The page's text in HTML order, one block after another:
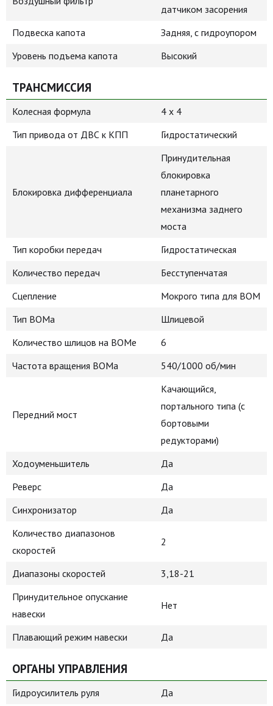
датчиком засорения
Подвеска капота
Задняя, с гидроупором
Уровень подъема капота
Высокий
ТРАНСМИССИЯ
Колесная формула
4 х 4
Тип привода от ДВС к КПП
Гидростатический
Блокировка дифференциала
Принудительная
блокировка
планетарного
механизма заднего
моста
Тип коробки передач
Гидростатическая
Количество передач
Бесступенчатая
Сцепление
Мокрого типа для ВОМ
Тип ВОМа
Шлицевой
Количество шлицов на ВОМе
6
Частота вращения ВОМа
540/1000 об/мин
Передний мост
Качающийся,
портального типа (с
бортовыми
редукторами)
Ходоуменьшитель
Да
Реверс
Да
Синхронизатор
Да
Количество диапазонов
скоростей
2
Диапазоны скоростей
3,18-21
Принудительное опускание
навески
Нет
Плавающий режим навески Да
ОРГАНЫ УПРАВЛЕНИЯ
Гидроусилитель руля
Да